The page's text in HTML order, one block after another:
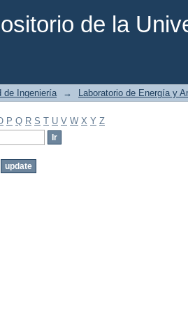
de la
de Ingeniería → Laboratorio de Energía y
P Q R S T U V W X Y Z